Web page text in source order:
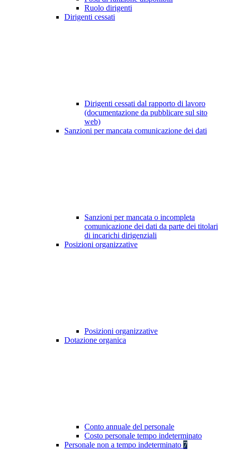
Ruolo dirigenti
Dirigenti cessati
Dirigenti cessati dal rapporto di lavoro
(documentazione da pubblicare sul sito
web)
Sanzioni per mancata comunicazione dei dati
Sanzioni per mancata o incompleta
comunicazione dei dati da parte dei titolari
di incarichi dirigenziali
Posizioni organizzative
Posizioni organizzative
Dotazione organica
Conto annuale del personale
Costo personale tempo indeterminato
Personale non a tempo indeterminato 7